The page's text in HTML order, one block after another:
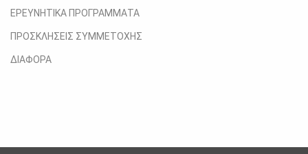
ΕΡΕΥΝΗΤΙΚΑ ΠΡΟΓΡΑΜΜΑΤΑ
ΠΡΟΣΚΛΗΣΕΙΣ ΣΥΜΜΕΤΟΧΗΣ
ΔΙΑΦΟΡΑ